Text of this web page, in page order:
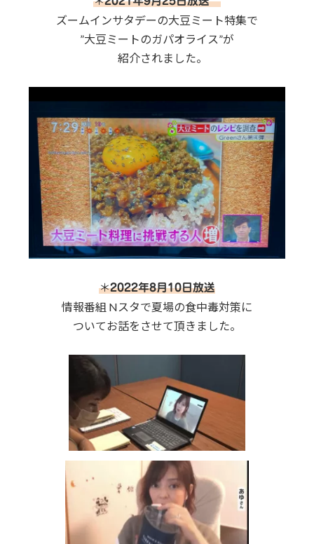
ズームインサタデーの大豆ミート特集で
”大豆ミートのガパオライス”が
紹介されました。
＊2022年8月10日放送
情報番組 Nスタで夏場の食中毒対策に
ついてお話をさせて頂きました。